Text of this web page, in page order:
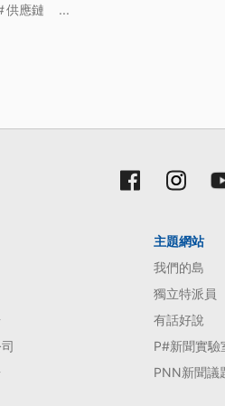
元，台股大漲395點，收2萬
供應鏈 ...
主題網站
我們的島
獨立特派員
有話好說
P#新聞實驗
PNN新聞議